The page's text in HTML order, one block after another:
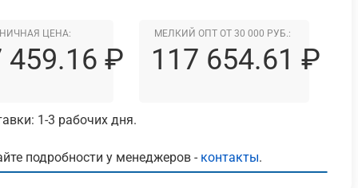
ЦЕНА:
459.16 ₽
МЕЛКИЙ ОПТ ОТ 30 000 РУБ.:
117 654.61 ₽
1-3 рабочих дня.
подробности у менеджеров - контакты.